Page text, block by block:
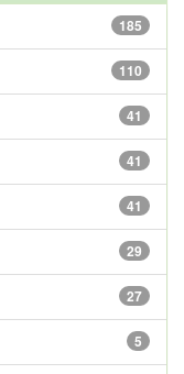
185
110
41
41
41
29
27
5